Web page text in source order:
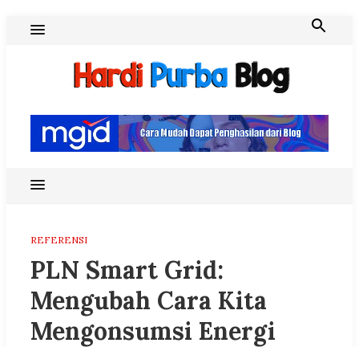
REFERENSI
PLN Smart Grid:
Mengubah Cara Kita
Mengonsumsi Energi